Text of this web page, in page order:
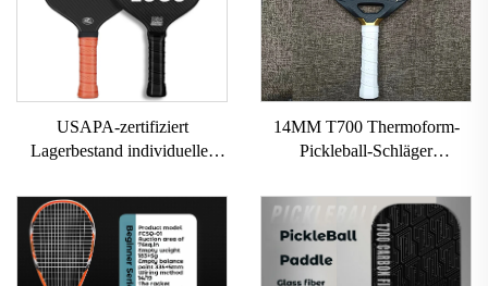
USAPA-zertifiziert
Lagerbestand individuelles
Pickleball-Schläger
Kohlefaseroberfläche T700
Rohkarbonfaser-Pickleball-
Schläger 2024
14MM T700 Thermoform-
Pickleball-Schläger
Pickleball-Schläger mit
grobem Profil USAPA-
zertifizierter Pickleball-
Schläger